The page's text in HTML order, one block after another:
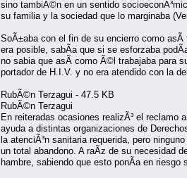
sino tambiÃ©n en un sentido
su familia y la sociedad que lo marginaba
SoÃ±aba con el fin de su encierro como
era posible, sabÃ­a que si se esforzaba
no sabia que asÃ­ como Ã©l trabajaba para
portador de H.I.V. y no era atendido con la
RubÃ©n Terzagui - 47.5 KB
RubÃ©n Terzagui
En reiteradas ocasiones realizÃ³ el reclamo
ayuda a distintas organizaciones de
la atenciÃ³n sanitaria requerida, pero
un total abandono. A raÃ­z de su necesidad
hambre, sabiendo que esto ponÃ­a en